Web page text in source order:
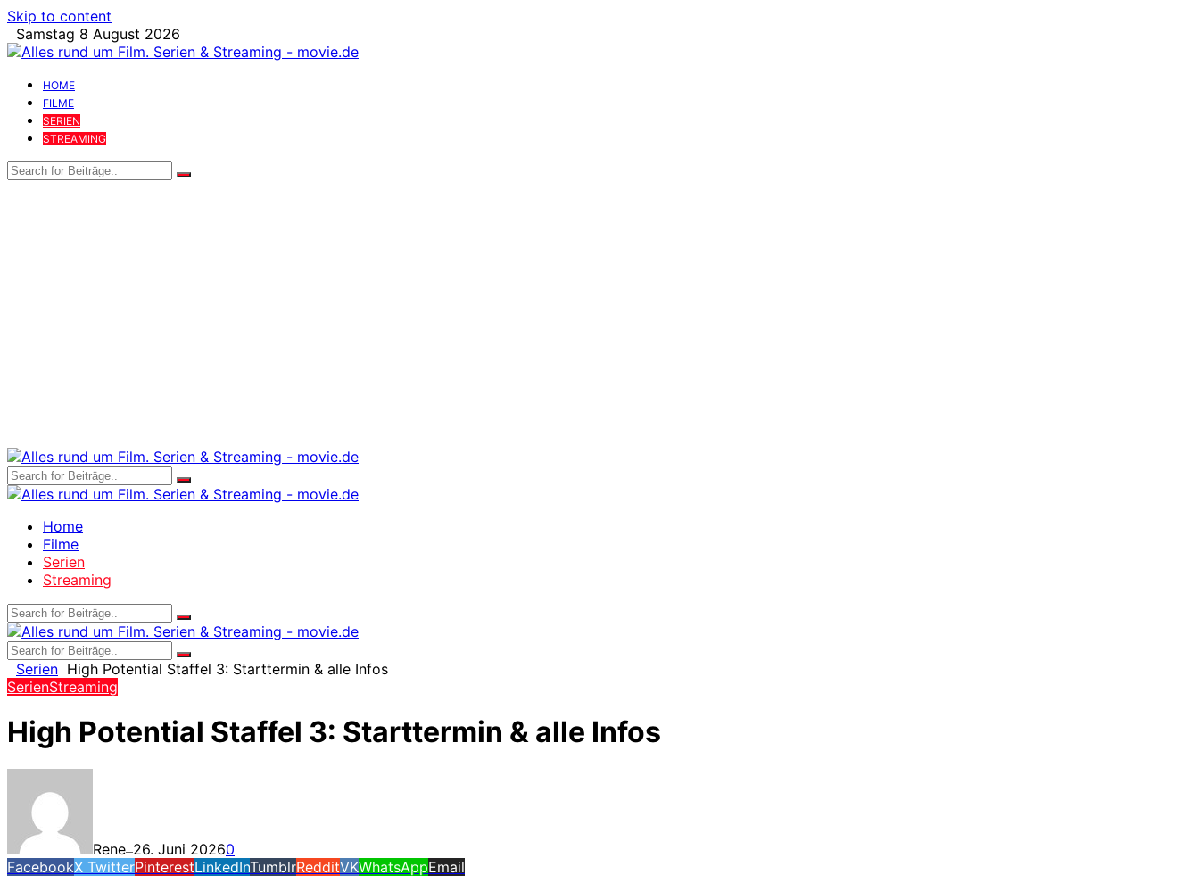
Skip to content
Samstag 8 August 2026
HOME
FILME
SERIEN
STREAMING
Home
Filme
Serien
Streaming
Serien High Potential Staffel 3: Starttermin & alle Infos
SerienStreaming
High Potential Staffel 3: Starttermin & alle Infos
Rene—26. Juni 20260
FacebookX TwitterPinterestLinkedInTumblrRedditVKWhatsAppEmail